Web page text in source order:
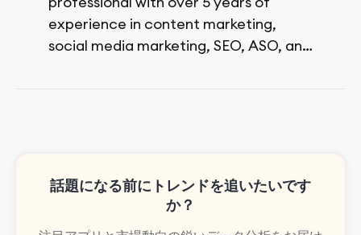
experience in content marketing,
social media marketing, SEO, ASO, and
話題になる前にトレンドを追いたいです
か？